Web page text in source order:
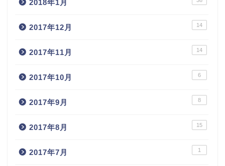
2018年1月
2017年12月 14
2017年11月 14
2017年10月 6
2017年9月 8
2017年8月 15
2017年7月 1